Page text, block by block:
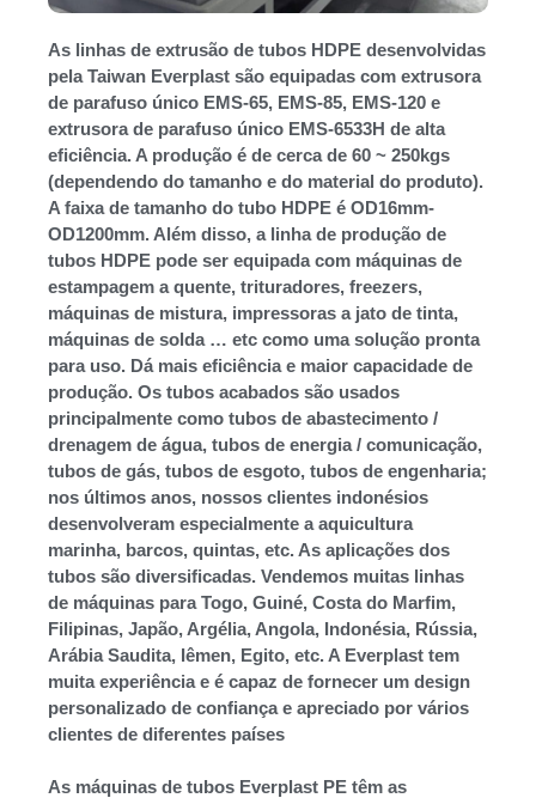
As linhas de extrusão de tubos HDPE desenvolvidas
pela Taiwan Everplast são equipadas com extrusora
de parafuso único EMS-65, EMS-85, EMS-120 e
extrusora de parafuso único EMS-6533H de alta
eficiência. A produção é de cerca de 60 ~ 250kgs
(dependendo do tamanho e do material do produto).
A faixa de tamanho do tubo HDPE é OD16mm-
OD1200mm. Além disso, a linha de produção de
tubos HDPE pode ser equipada com máquinas de
estampagem a quente, trituradores, freezers,
máquinas de mistura, impressoras a jato de tinta,
máquinas de solda … etc como uma solução pronta
para uso. Dá mais eficiência e maior capacidade de
produção. Os tubos acabados são usados
principalmente como tubos de abastecimento /
drenagem de água, tubos de energia / comunicação,
tubos de gás, tubos de esgoto, tubos de engenharia;
nos últimos anos, nossos clientes indonésios
desenvolveram especialmente a aquicultura
marinha, barcos, quintas, etc. As aplicações dos
tubos são diversificadas. Vendemos muitas linhas
de máquinas para Togo, Guiné, Costa do Marfim,
Filipinas, Japão, Argélia, Angola, Indonésia, Rússia,
Arábia Saudita, Iêmen, Egito, etc. A Everplast tem
muita experiência e é capaz de fornecer um design
personalizado de confiança e apreciado por vários
clientes de diferentes países
As máquinas de tubos Everplast PE têm as